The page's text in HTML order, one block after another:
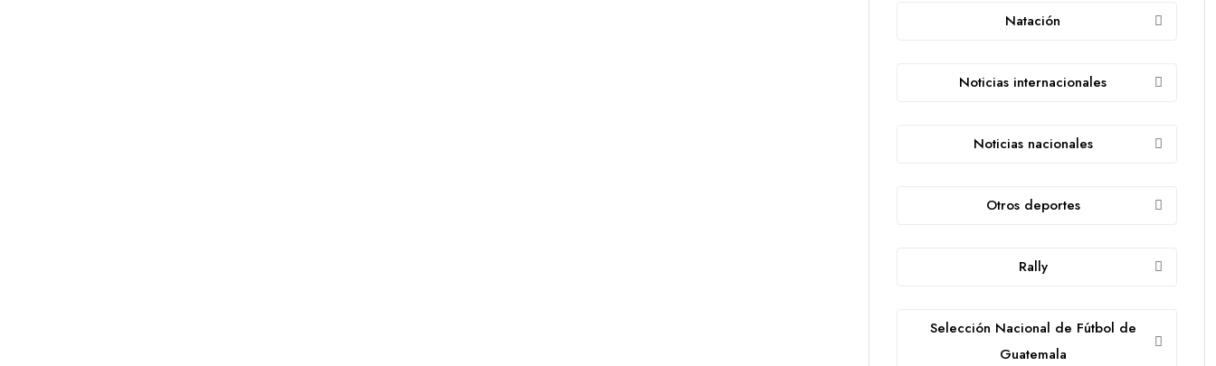
Natación
Noticias internacionales
Noticias nacionales
Otros deportes
Rally
Selección Nacional de Fútbol de
Guatemala